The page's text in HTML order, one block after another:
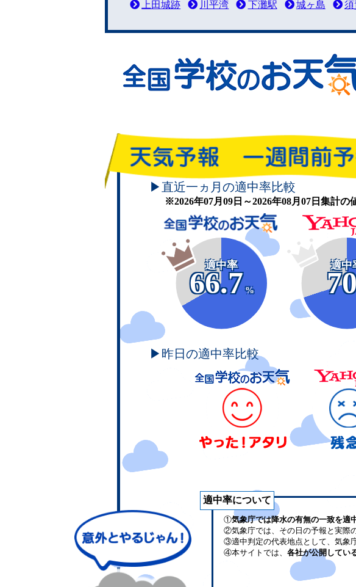
上田城跡
川平湾 下灘駅 城ヶ島 須
▶直近一ヵ月の適中率比較
※2026年07月09日～2026年08月07日集計の
適中率
66.7
%
適中
▶昨日の適中率比較
適中率について
①気象庁では降水の有無の一致を適
②気象庁では、その日の予報と実際
③適中判定の代表地点として、気象
④本サイトでは、 各社が公開してい